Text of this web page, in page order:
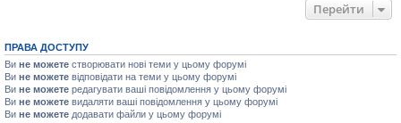
Перейти
ПРАВА ДОСТУПУ
Ви не можете створювати нові теми у цьому форумі
Ви не можете відповідати на теми у цьому форумі
Ви не можете редагувати ваші повідомлення у цьому форумі
Ви не можете видаляти ваші повідомлення у цьому форумі
Ви не можете додавати файли у цьому форумі